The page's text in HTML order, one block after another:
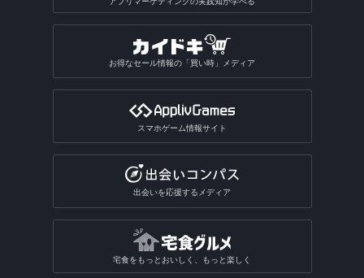
お得なセール情報の「買い時」メディア
スマホゲーム情報サイト
出会いを応援するメディア
宅食をもっとおいしく、もっと楽しく